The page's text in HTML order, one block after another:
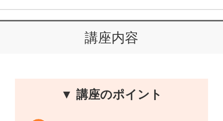
講座内容
▼ 講座のポイント